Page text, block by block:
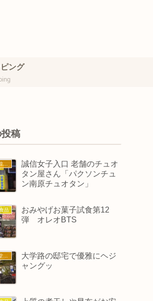
ング
稿
新設洞・清涼里・誠信女大
誠信女子入口 老舗のチュオ
タン屋さん「パクソンチュ
ン南原チュオタン」
品
おみやげお菓子試食第12
弾 オレオBTS
大学路の邸宅で優雅にヘジ
ャングッ